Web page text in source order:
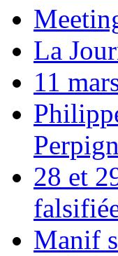
La
11
28 et
Manif